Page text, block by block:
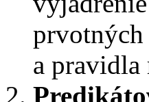
prvotných
a pravidla